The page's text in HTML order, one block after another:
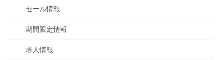
セール情報
期間限定情報
求人情報